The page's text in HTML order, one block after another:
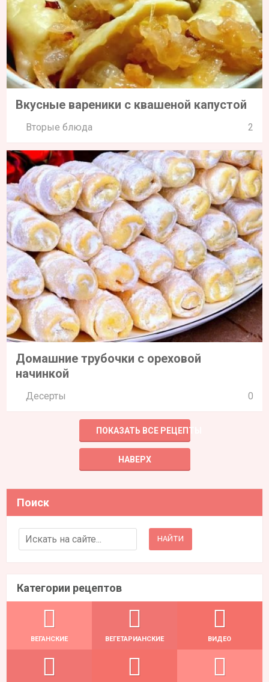
Вкусные вареники с квашеной капустой
Вторые блюда 2
Домашние трубочки с ореховой
начинкой
Десерты 0
ПОКАЗАТЬ ВСЕ РЕЦЕПТЫ
НАВЕРХ
Поиск
Search for:
Категории рецептов
ВЕГАНСКИЕ ВЕГЕТАРИАНСКИЕ ВИДЕО